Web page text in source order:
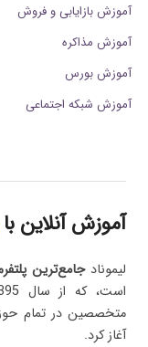
آموزش بازایابی و فروش
آموزش مذاکره
آموزش بورس
آموزش شبکه اجتماعی
آموزش آنلاین
لیمونادجامع‌ترین
متخصصین در تمام
آغاز کرد.